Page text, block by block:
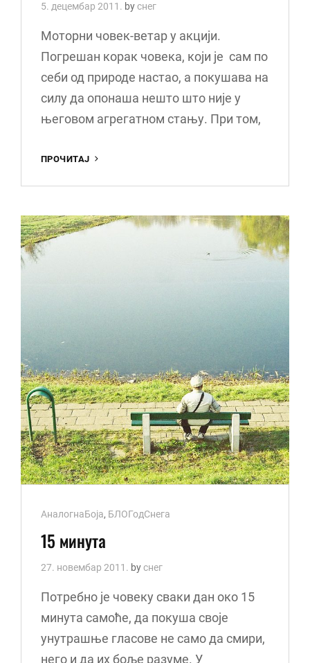
5. децембар 2011. byснег
Моторни човек-ветар у акцији.
Погрешан корак човека, који је сам по
себи од природе настао, а покушава на
силу да опонаша нешто што није у
његовом агрегатном стању. При том,
ПРОЧИТАЈ
Cat
Links
АналогнаБоја, БЛОГодСнега
15 минута
27. новембар 2011. byснег
Потребно је човеку сваки дан око 15
минута самоће, да покуша своје
унутрашње гласове не само да смири,
него и да их боље разуме. У